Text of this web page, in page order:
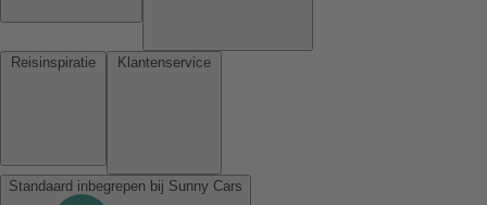
Standaard inbegrepen bij Sunny Cars